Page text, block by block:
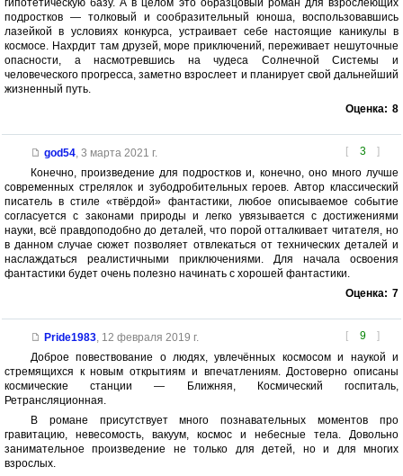
гипотетическую базу. А в целом это образцовый роман для взрослеющих
подростков — толковый и сообразительный юноша, воспользовавшись
лазейкой в условиях конкурса, устраивает себе настоящие каникулы в
космосе. Нахрдит там друзей, море приключений, переживает нешуточные
опасности, а насмотревшись на чудеса Солнечной Системы и
человеческого прогресса, заметно взрослеет и планирует свой дальнейший
жизненный путь.
Оценка: 8
[ 3 ]
god54, 3 марта 2021 г.
Конечно, произведение для подростков и, конечно, оно много лучше
современных стрелялок и зубодробительных героев. Автор классический
писатель в стиле «твёрдой» фантастики, любое описываемое событие
согласуется с законами природы и легко увязывается с достижениями
науки, всё правдоподобно до деталей, что порой отталкивает читателя, но
в данном случае сюжет позволяет отвлекаться от технических деталей и
наслаждаться реалистичными приключениями. Для начала освоения
фантастики будет очень полезно начинать с хорошей фантастики.
Оценка: 7
[ 9 ]
Pride1983, 12 февраля 2019 г.
Доброе повествование о людях, увлечённых космосом и наукой и
стремящихся к новым открытиям и впечатлениям. Достоверно описаны
космические станции — Ближняя, Космический госпиталь,
Ретрансляционная.
В романе присутствует много познавательных моментов про
гравитацию, невесомость, вакуум, космос и небесные тела. Довольно
занимательное произведение не только для детей, но и для многих
взрослых.